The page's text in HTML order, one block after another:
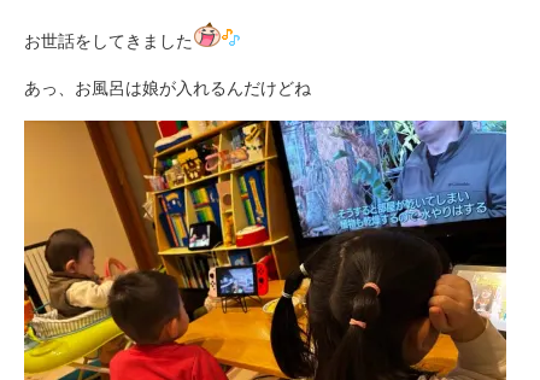
お世話をしてきました
あっ、お風呂は娘が入れるんだけどね